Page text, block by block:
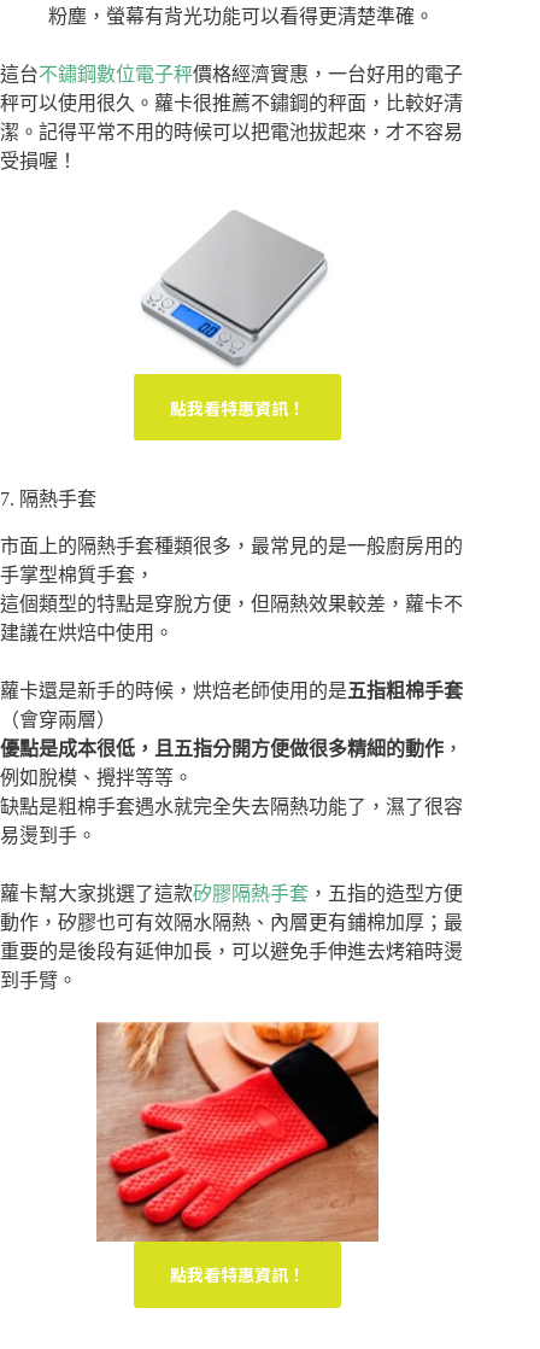
粉塵，螢幕有背光功能可以看得更清楚準確。
這台不鏽鋼數位電子秤價格經濟實惠，一台好用的電子
秤可以使用很久。蘿卡很推薦不鏽鋼的秤面，比較好清
潔。記得平常不用的時候可以把電池拔起來，才不容易
受損喔！
點我看特惠資訊！
7. 隔熱手套
市面上的隔熱手套種類很多，最常見的是一般廚房用的
手掌型棉質手套，
這個類型的特點是穿脫方便，但隔熱效果較差，蘿卡不
建議在烘焙中使用。
蘿卡還是新手的時候，烘焙老師使用的是五指粗棉手套
（會穿兩層）
優點是成本很低，且五指分開方便做很多精細的動作 ，
例如脫模、攪拌等等。
缺點是粗棉手套遇水就完全失去隔熱功能了，濕了很容
易燙到手。
蘿卡幫大家挑選了這款矽膠隔熱手套 ，五指的造型方便
動作，矽膠也可有效隔水隔熱、內層更有鋪棉加厚；最
重要的是後段有延伸加長，可以避免手伸進去烤箱時燙
到手臂。
點我看特惠資訊！